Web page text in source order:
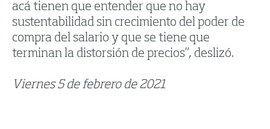
acá tienen que entender que no hay
sustentabilidad sin crecimiento del poder de
compra del salario y que se tiene que
terminan la distorsión de precios”, deslizó.
Viernes 5 de febrero de 2021